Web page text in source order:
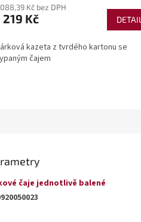
Kč bez DPH
219 Kč DETAIL
kazeta z tvrdého kartonu se
čajem
čaje jednotlivě balené